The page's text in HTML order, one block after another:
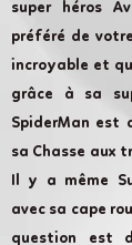
super héros
préféré de
incroyable et
grâce à sa
SpiderMan est
sa Chasse aux
Il y a même
avec sa cape
question est